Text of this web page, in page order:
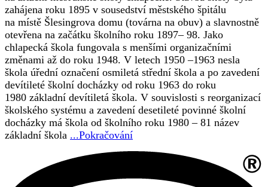
zahájena roku 1895 v sousedství městského špitálu
na místě Šlesingrova domu (továrna na obuv) a slavnostně
otevřena na začátku školního roku 1897– 98. Jako
chlapecká škola fungovala s menšími organizačními
změnami až do roku 1948. V letech 1950 –1963 nesla
škola úřední označení osmiletá střední škola a po zavedení
devítileté školní docházky od roku 1963 do roku
1980 základní devítiletá škola. V souvislosti s reorganizací
školského systému a zavedení desetileté povinné školní
docházky má škola od školního roku 1980 – 81 název
základní škola ...Pokračování